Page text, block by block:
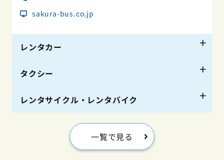
sakura-bus.co.jp
レンタカー
www.matsushiro8.com
ENEOS八丈給油所
タクシー
0496-2-0392
レンタサイクル・レンタバイク
モービルレンタカー(バイクのみ貸出あり)
一覧で見る